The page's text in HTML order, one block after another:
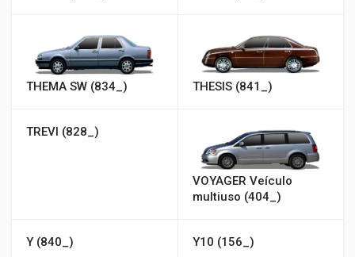
THEMA SW (834_) THESIS (841_)
TREVI (828_)
VOYAGER Veículo
multiuso (404_)
Y (840_) Y10 (156_)